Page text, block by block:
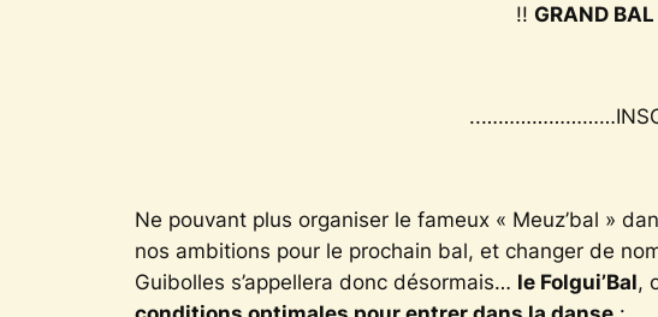
!! GRAND BAL
Ne pouvant plus organiser le fameux « Meuz’bal »
nos ambitions pour le prochain bal, et changer de
Guibolles s’appellera donc désormais… le Folgui’Bal,